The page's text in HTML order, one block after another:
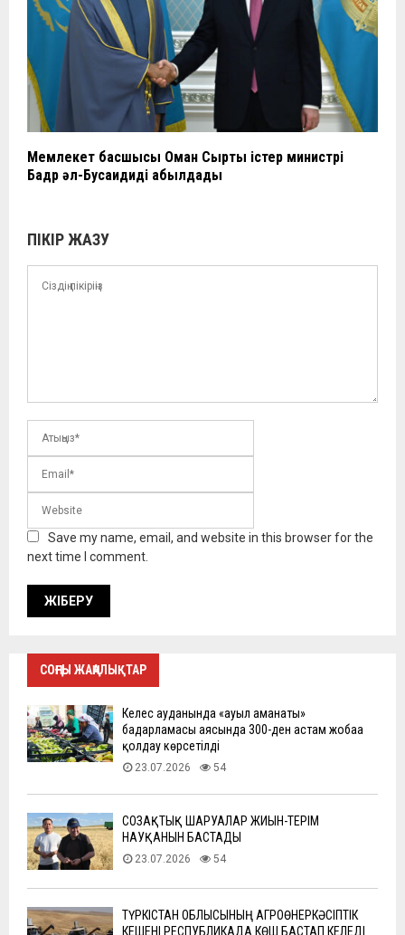
Мемлекет басшысы Оман Сыртқы істер министрі
Бадр әл-Бусаидиді қабылдады
ПІКІР ЖАЗУ
Save my name, email, and website in this browser for the
next time I comment.
СОҢҒЫ ЖАҢАЛЫҚТАР
Келес ауданында «ауыл аманаты»
бағдарламасы аясында 300-ден астам жобаға
қолдау көрсетілді
23.07.2026 54
СОЗАҚТЫҚ ШАРУАЛАР ЖИЫН-ТЕРІМ
НАУҚАНЫН БАСТАДЫ
23.07.2026 54
ТҮРКІСТАН ОБЛЫСЫНЫҢ АГРОӨНЕРКӘСІПТІК
КЕШЕНІ РЕСПУБЛИКАДА КӨШ БАСТАП КЕЛЕДІ